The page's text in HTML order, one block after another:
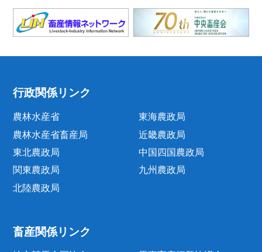
行政関係リンク
農林水産省
農林水産省畜産局
東北農政局
関東農政局
北陸農政局
東海農政局
近畿農政局
中国四国農政局
九州農政局
畜産関係リンク